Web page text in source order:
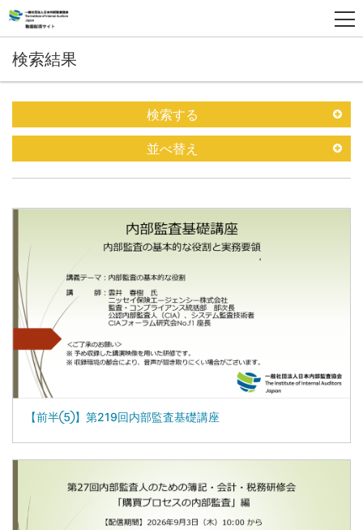
検索結果
検索する
並べ替え
【前半⑤】第219回内部監査基礎講座